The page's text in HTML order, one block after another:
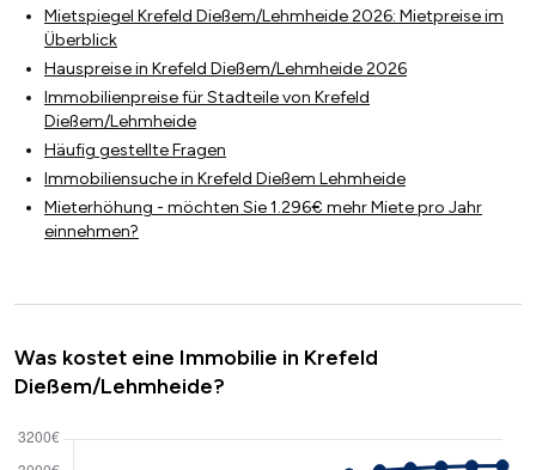
Mietspiegel Krefeld Dießem/Lehmheide 2026: Mietpreise im
Überblick
Hauspreise in Krefeld Dießem/Lehmheide 2026
Immobilienpreise für Stadteile von Krefeld
Dießem/Lehmheide
Häufig gestellte Fragen
Immobiliensuche in Krefeld Dießem Lehmheide
Mieterhöhung - möchten Sie 1.296€ mehr Miete pro Jahr
einnehmen?
Was kostet eine Immobilie in Krefeld
Dießem/Lehmheide?